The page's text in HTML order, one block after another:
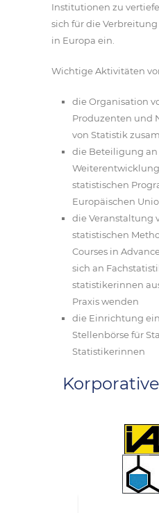
Institutionen zu
sich für die
in Europa ein.
Wichtige Aktivitäten
die Organisation
Produzenten und
von Statistik
die Beteiligung an
statistischen
Europäischen
die Veranstaltung
statistischen
Courses in
sich an
statistikerinnen
Praxis wenden
die Einrichtung
Stellenbörse für
Statistikerinnen